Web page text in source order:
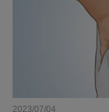
2023/07/04